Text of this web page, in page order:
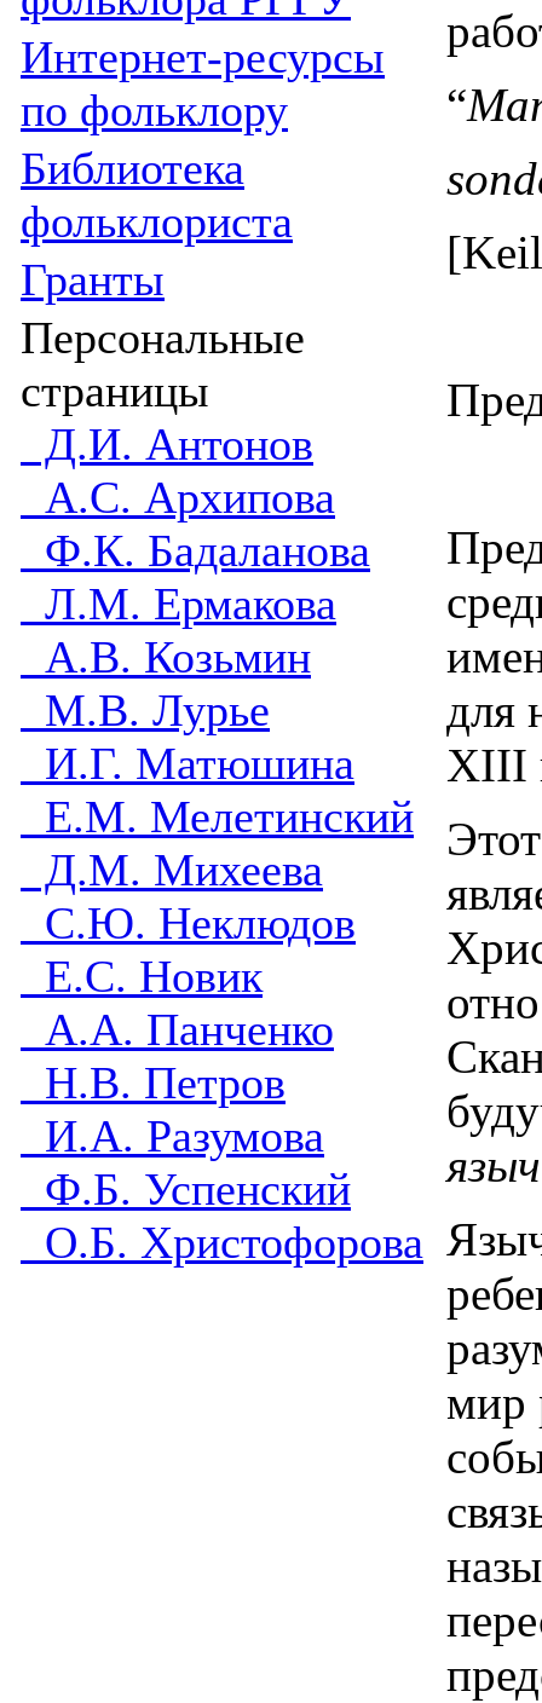
Интернет-ресурсы
по фольклору
Библиотека
фольклориста
Гранты
Персональные
страницы
Д.И. Антонов
А.С. Архипова
Ф.К. Бадаланова
Л.М. Ермакова
А.В. Козьмин
М.В. Лурье
И.Г. Матюшина
Е.М. Мелетинский
Д.М. Михеева
С.Ю. Неклюдов
Е.С. Новик
А.А. Панченко
Н.В. Петров
И.А. Разумова
Ф.Б. Успенский
О.Б. Христофорова
“
[Keil
для
XIII
мир